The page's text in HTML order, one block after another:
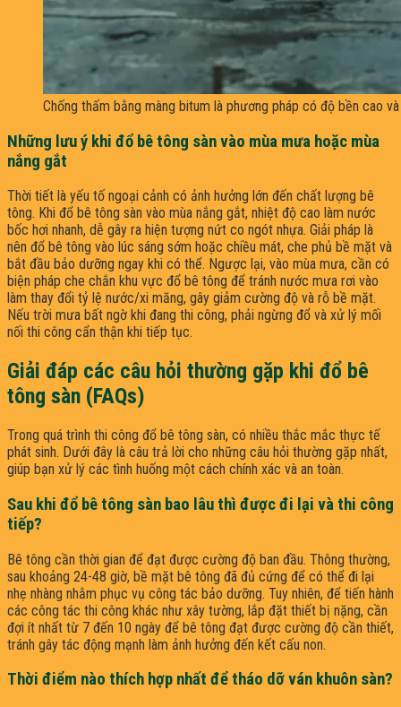
Chống thấm bằng màng bitum là phương pháp có độ bền cao
Những lưu ý khi đổ bê tông sàn vào mùa mưa hoặc mùa
nắng gắt
Thời tiết là yếu tố ngoại cảnh có ảnh hưởng lớn đến chất lượng bê
tông. Khi đổ bê tông sàn vào mùa nắng gắt, nhiệt độ cao làm nước
bốc hơi nhanh, dễ gây ra hiện tượng nứt co ngót nhựa. Giải pháp là
nên đổ bê tông vào lúc sáng sớm hoặc chiều mát, che phủ bề mặt và
bắt đầu bảo dưỡng ngay khi có thể. Ngược lại, vào mùa mưa, cần có
biện pháp che chắn khu vực đổ bê tông để tránh nước mưa rơi vào
làm thay đổi tỷ lệ nước/xi măng, gây giảm cường độ và rỗ bề mặt.
Nếu trời mưa bất ngờ khi đang thi công, phải ngừng đổ và xử lý mối
nối thi công cẩn thận khi tiếp tục.
Giải đáp các câu hỏi thường gặp khi đổ bê
tông sàn (FAQs)
Trong quá trình thi công đổ bê tông sàn, có nhiều thắc mắc thực tế
phát sinh. Dưới đây là câu trả lời cho những câu hỏi thường gặp nhất,
giúp bạn xử lý các tình huống một cách chính xác và an toàn.
Sau khi đổ bê tông sàn bao lâu thì được đi lại và thi công
tiếp?
Bê tông cần thời gian để đạt được cường độ ban đầu. Thông thường,
sau khoảng 24-48 giờ, bề mặt bê tông đã đủ cứng để có thể đi lại
nhẹ nhàng nhằm phục vụ công tác bảo dưỡng. Tuy nhiên, để tiến hành
các công tác thi công khác như xây tường, lắp đặt thiết bị nặng, cần
đợi ít nhất từ 7 đến 10 ngày để bê tông đạt được cường độ cần thiết,
tránh gây tác động mạnh làm ảnh hưởng đến kết cấu non.
Thời điểm nào thích hợp nhất để tháo dỡ ván khuôn sàn?